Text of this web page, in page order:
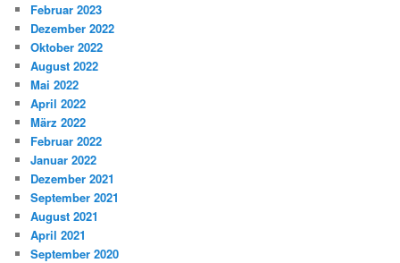
Februar 2023
Dezember 2022
Oktober 2022
August 2022
Mai 2022
April 2022
März 2022
Februar 2022
Januar 2022
Dezember 2021
September 2021
August 2021
April 2021
September 2020